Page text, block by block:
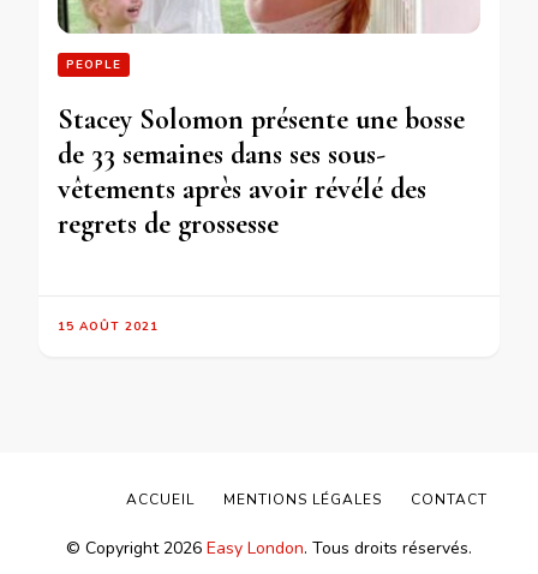
PEOPLE
Stacey Solomon présente une bosse
de 33 semaines dans ses sous-
vêtements après avoir révélé des
regrets de grossesse
15 AOÛT 2021
© Copyright 2026 Easy London. Tous droits réservés.
ACCUEIL MENTIONS LÉGALES CONTACT